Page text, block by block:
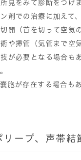
見をみて診断をつけ
剤での治療に加えて
開（首を切って空気
や挿管（気管まで空
が必要となる場合も
胞が存在する場合も
リープ、声帯結